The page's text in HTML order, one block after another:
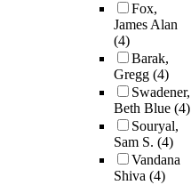
Fox,
James Alan
(4)
Barak,
Gregg (4)
Swadener,
Beth Blue (4)
Souryal,
Sam S. (4)
Vandana
Shiva (4)